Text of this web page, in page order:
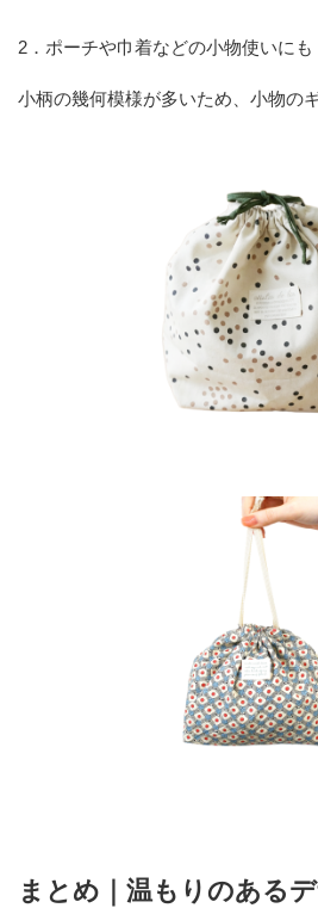
2．ポーチや巾着などの小物使いにも
小柄の幾何模様が多いため、小物の
まとめ｜温もりのある